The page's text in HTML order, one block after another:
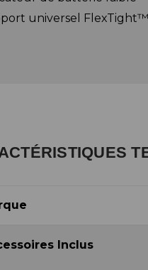
universel FlexTight™
Inclus